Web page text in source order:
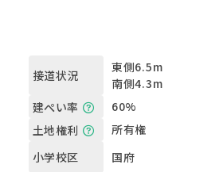
接道状況
東側6.5m
南側4.3m
建ぺい率
60%
土地権利
所有権
小学校区
国府